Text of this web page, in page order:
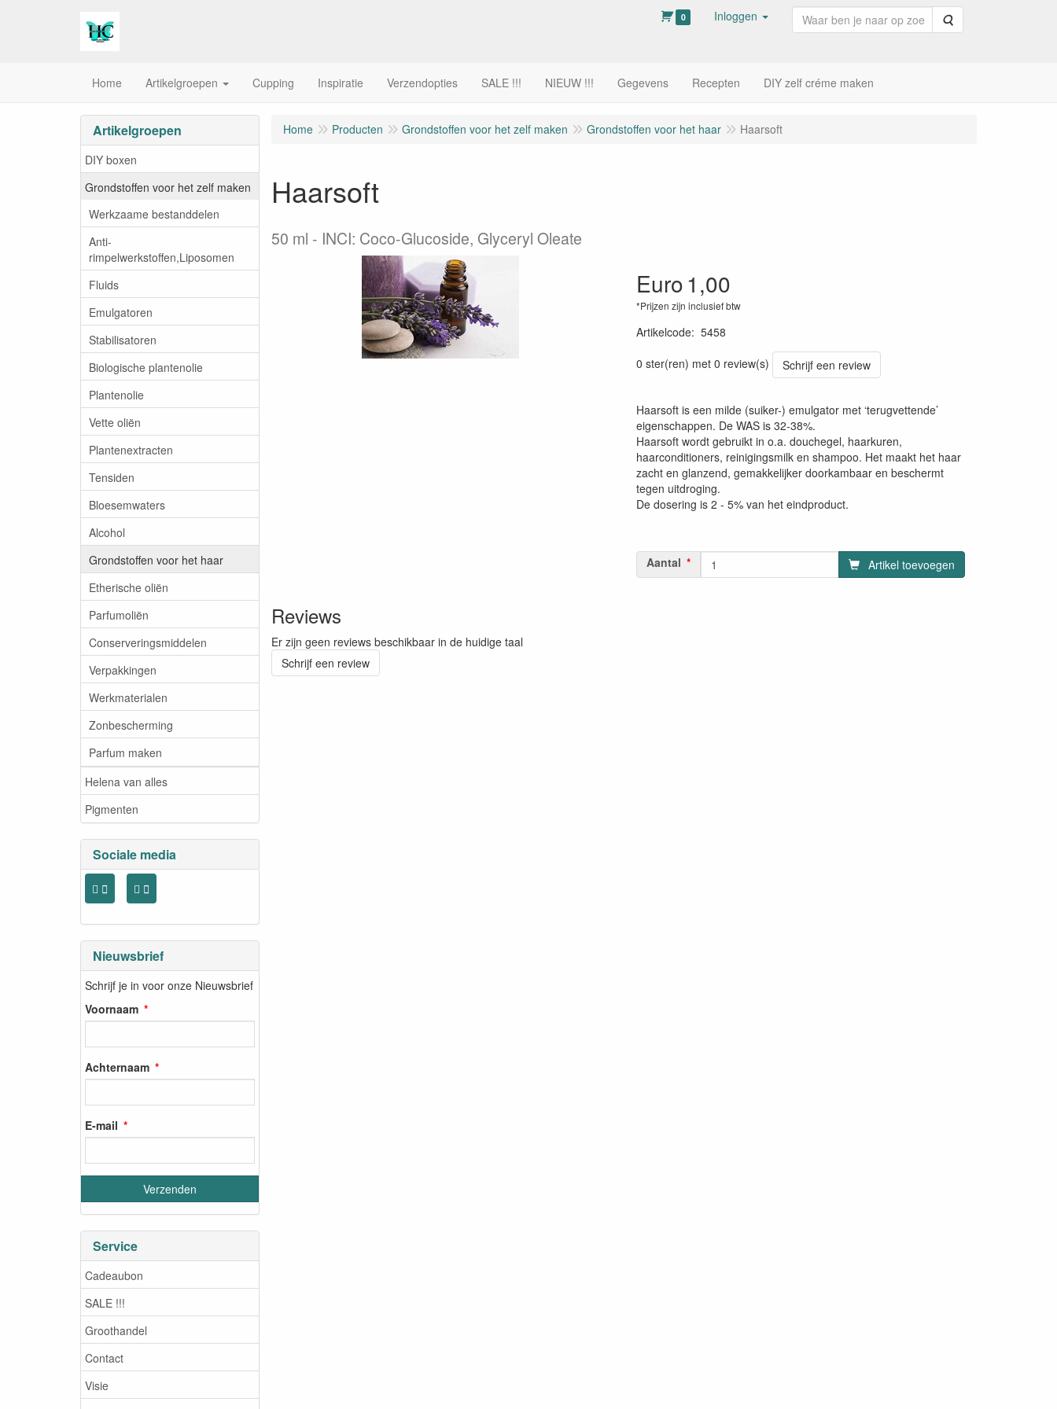
0 Inloggen Zoeken
Home Artikelgroepen Cupping Inspiratie Verzendopties SALE !!! NIEUW !!! Gegevens Recepten DIY zelf créme maken
Artikelgroepen
DIY boxen
Grondstoffen voor het zelf maken
Werkzaame bestanddelen
Anti-
rimpelwerkstoffen,Liposomen
Fluids
Emulgatoren
Stabilisatoren
Biologische plantenolie
Plantenolie
Vette oliën
Plantenextracten
Tensiden
Bloesemwaters
Alcohol
Grondstoffen voor het haar
Etherische oliën
Parfumoliën
Conserveringsmiddelen
Verpakkingen
Werkmaterialen
Zonbescherming
Parfum maken
Helena van alles
Pigmenten
Sociale media
Nieuwsbrief
Schrijf je in voor onze Nieuwsbrief
Voornaam
Achternaam
E-mail
Service
Cadeaubon
SALE !!!
Groothandel
Contact
Visie
Home Producten Grondstoffen voor het zelf maken Grondstoffen voor het haar Haarsoft
Haarsoft
50 ml INCI: Coco-Glucoside, Glyceryl Oleate
Euro1,00
*Prijzen zijn inclusief btw
Artikelcode: 5458
0 ster(ren) met 0 review(s)
Schrijf een review
Haarsoft is een milde (suiker-) emulgator met ‘terugvettende’
eigenschappen. De WAS is 32-38%.
Haarsoft wordt gebruikt in o.a. douchegel, haarkuren,
haarconditioners, reinigingsmilk en shampoo. Het maakt het haar
zacht en glanzend, gemakkelijker doorkambaar en beschermt
tegen uitdroging.
De dosering is 2 - 5% van het eindproduct.
Aantal Artikel toevoegen
Reviews
Er zijn geen reviews beschikbaar in de huidige taal
Schrijf een review